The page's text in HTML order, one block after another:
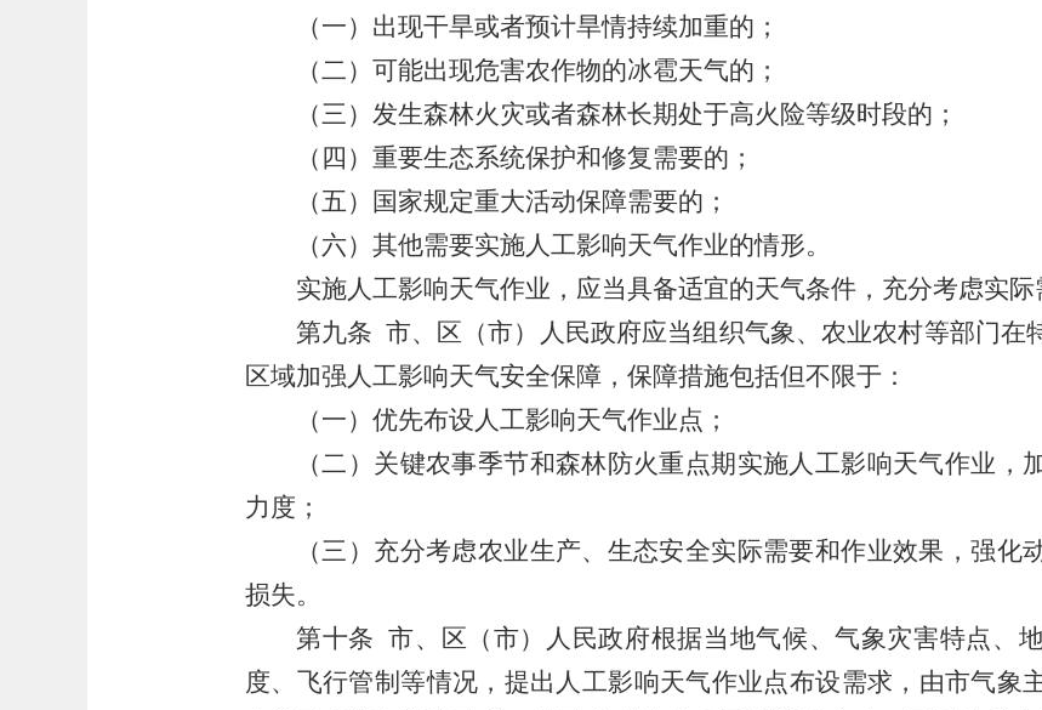
（一）出现干旱或者预计旱情持续加重的；
（二）可能出现危害农作物的冰雹天气的；
（三）发生森林火灾或者森林长期处于高火险等级时段的；
（四）重要生态系统保护和修复需要的；
（五）国家规定重大活动保障需要的；
（六）其他需要实施人工影响天气作业的情形。
实施人工影响天气作业，应当具备适宜的天气条件，充分考虑实际
第九条 市、区（市）人民政府应当组织气象、农业农村等部门在
区域加强人工影响天气安全保障，保障措施包括但不限于：
（一）优先布设人工影响天气作业点；
（二）关键农事季节和森林防火重点期实施人工影响天气作业，
力度；
（三）充分考虑农业生产、生态安全实际需要和作业效果，强化
损失。
第十条 市、区（市）人民政府根据当地气候、气象灾害特点、
度、飞行管制等情况，提出人工影响天气作业点布设需求，由市气象